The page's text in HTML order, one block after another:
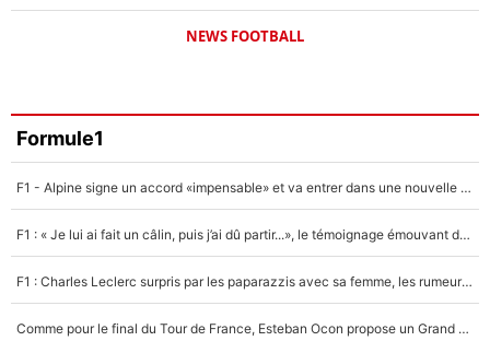
NEWS FOOTBALL
Formule1
F1 - Alpine signe un accord «impensable» et va entrer dans une nouvelle dimension : Grande nouvelle pour Pierre Gasly !
F1 : « Je lui ai fait un câlin, puis j’ai dû partir...», le témoignage émouvant de Max Verstappen sur sa fille
F1 : Charles Leclerc surpris par les paparazzis avec sa femme, les rumeurs étaient vraies !
Comme pour le final du Tour de France, Esteban Ocon propose un Grand Prix de Formule 1 à Paris : «Autour de l’Arc de Triomphe, ce serait génial» !